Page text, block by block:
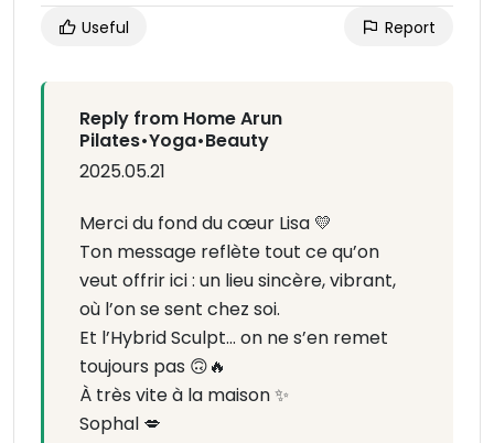
Useful Report
Reply from Home Arun
Pilates•Yoga•Beauty
2025.05.21
Merci du fond du cœur Lisa 💛
Ton message reflète tout ce qu’on
veut offrir ici : un lieu sincère, vibrant,
où l’on se sent chez soi.
Et l’Hybrid Sculpt… on ne s’en remet
toujours pas 🙃🔥
À très vite à la maison ✨
Sophal 💋